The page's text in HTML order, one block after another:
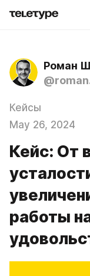
Кейсы
May 26, 2024
Кейс: От
работы